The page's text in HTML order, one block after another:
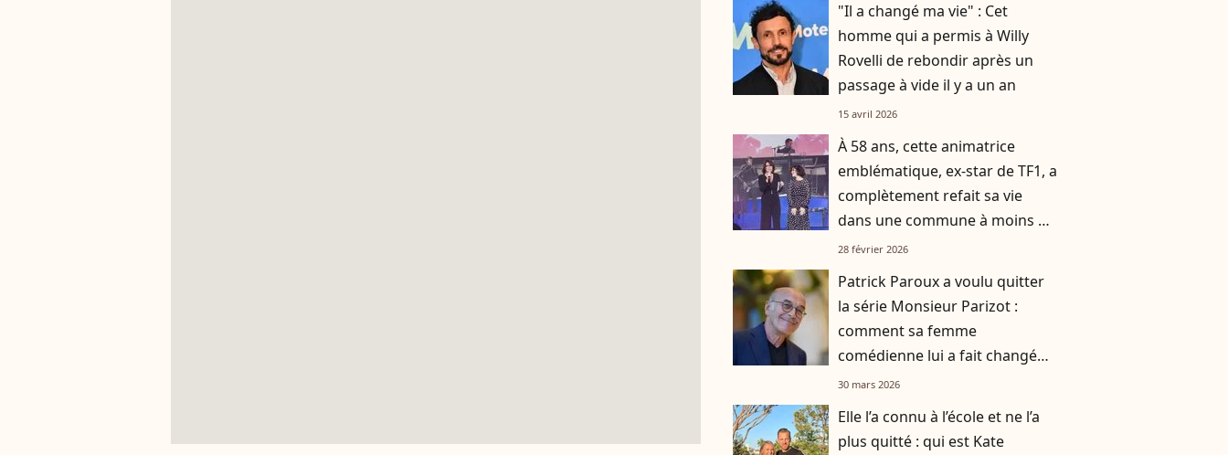
"Il a changé ma vie" : Cet
homme qui a permis à Willy
Rovelli de rebondir après un
passage à vide il y a un an
15 avril 2026
À 58 ans, cette animatrice
emblématique, ex-star de TF1, a
complètement refait sa vie
dans une commune à moins de
deux heures d’avion de Paris
28 février 2026
Patrick Paroux a voulu quitter
la série Monsieur Parizot :
comment sa femme
comédienne lui a fait changé
d’avis
30 mars 2026
Elle l’a connu à l’école et ne l’a
plus quitté : qui est Kate